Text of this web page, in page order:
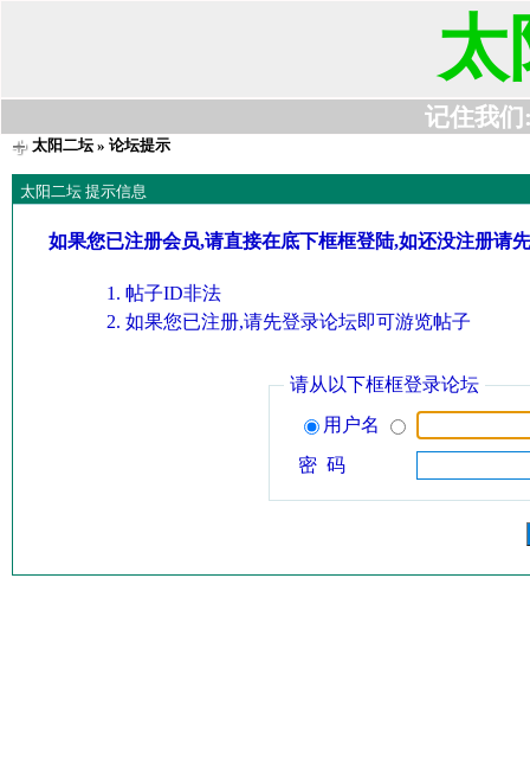
太
记住我们
太阳二坛» 论坛提示
太阳二坛 提示信息
如果您已注册会员,请直接在底下框框登陆,如还没注册请
帖子ID非法
如果您已注册,请先登录论坛即可游览帖子
请从以下框框登录论坛
用户名
密 码